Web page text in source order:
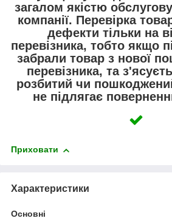
загалом якістю
компанії. Перевірка
дефекти тільки на
перевізника, тобто якщо
забрали товар з нової
перевізника, та
розбитий чи
не підлягає
Приховати
Характеристики
Основні